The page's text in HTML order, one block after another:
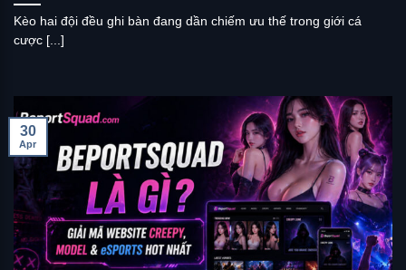
Kèo hai đội đều ghi bàn đang dần chiếm ưu thế trong giới cá
cược [...]
30
Apr